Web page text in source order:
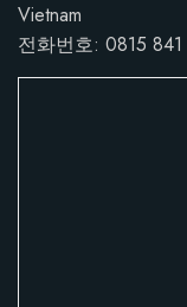
Vietnam
전화번호: 0815